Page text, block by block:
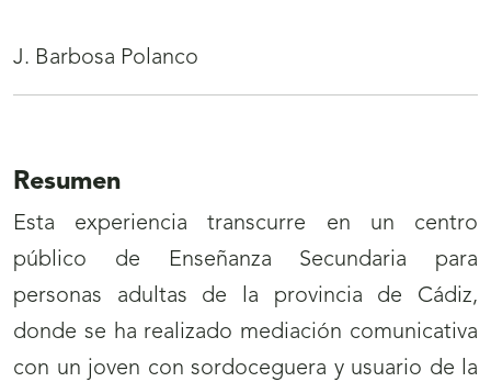
J. Barbosa Polanco
Resumen
Esta experiencia transcurre en un centro
público de Enseñanza Secundaria para
personas adultas de la provincia de Cádiz,
donde se ha realizado mediación comunicativa
con un joven con sordoceguera y usuario de la